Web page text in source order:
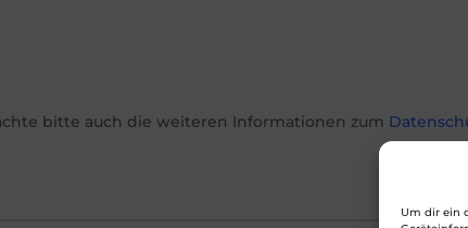
Um dir ein
bitte auch die weiteren Informationen zum